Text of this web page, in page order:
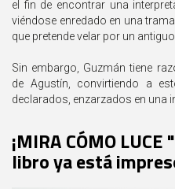
el fin de encontrar una
viéndose enredado en una
que pretende velar por un
Sin embargo, Guzmán tiene
de Agustín, convirtiendo a
declarados, enzarzados en una
¡MIRA CÓMO
libro ya está